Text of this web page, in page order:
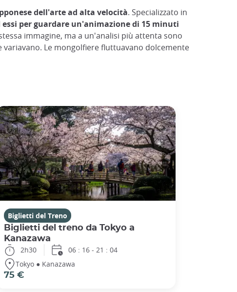
dell'arte ad alta velocità. Specializzato in
per guardare un'animazione di 15 minuti
immagine, ma a un'analisi più attenta sono
variavano. Le mongolfiere fluttuavano dolcemente
Biglietti del Treno
Biglietti del treno da Tokyo a
Kanazawa
2h30
06 : 16 - 21 : 04
Tokyo ● Kanazawa
75 €